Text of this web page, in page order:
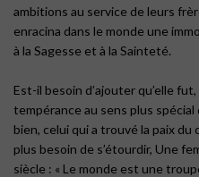
ambitions au service de leurs
enracina dans le monde une
à la Sagesse et à la Sainteté.
Est-il besoin d’ajouter qu’elle
tempérance au sens plus spécial
bien, celui qui a trouvé la paix du
plus besoin de s’étourdir, Une
siècle : « Le monde est une